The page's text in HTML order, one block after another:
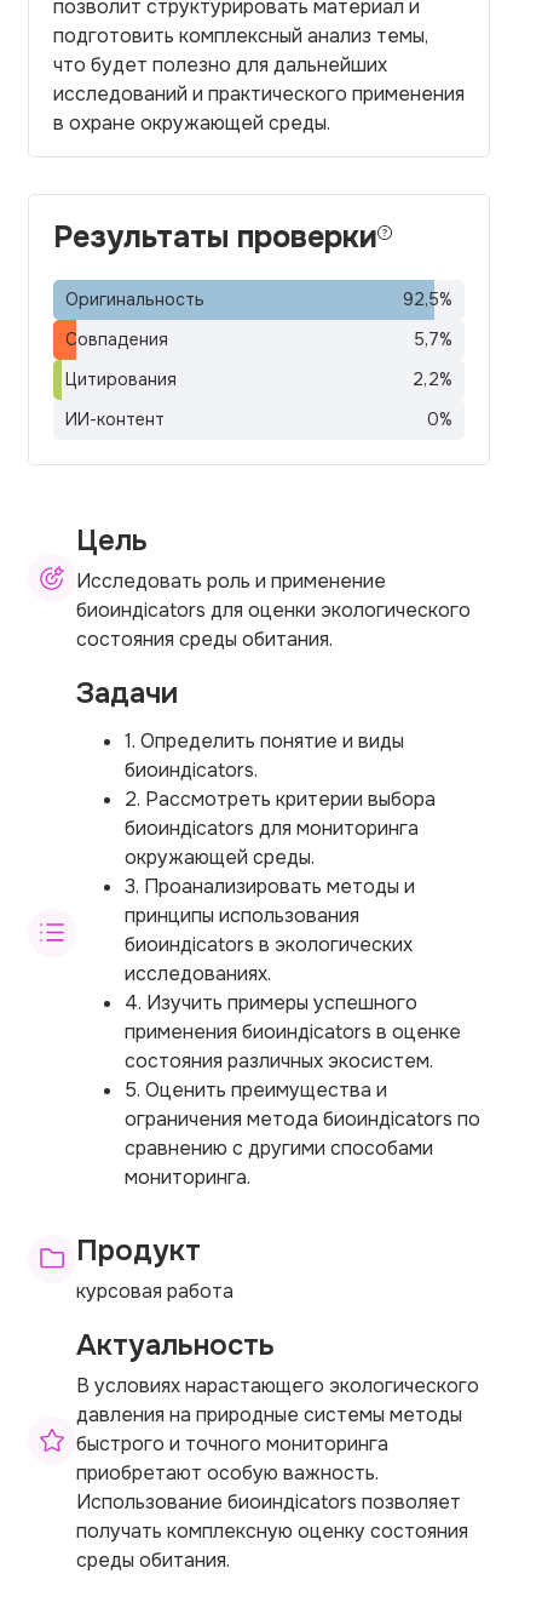
позволит структурировать материал и
подготовить комплексный анализ темы,
что будет полезно для дальнейших
исследований и практического применения
в охране окружающей среды.
Результаты проверки
Оригинальность 92,5%
Совпадения
5,7%
Цитирования
2,2%
ИИ-контент
0%
Цель
Исследовать роль и применение
биоиндicators для оценки экологического
состояния среды обитания.
Задачи
1. Определить понятие и виды
биоиндicators.
2. Рассмотреть критерии выбора
биоиндicators для мониторинга
окружающей среды.
3. Проанализировать методы и
принципы использования
биоиндicators в экологических
исследованиях.
4. Изучить примеры успешного
применения биоиндicators в оценке
состояния различных экосистем.
5. Оценить преимущества и
ограничения метода биоиндicators по
сравнению с другими способами
мониторинга.
Продукт
курсовая работа
Актуальность
В условиях нарастающего экологического
давления на природные системы методы
быстрого и точного мониторинга
приобретают особую важность.
Использование биоиндicators позволяет
получать комплексную оценку состояния
среды обитания.